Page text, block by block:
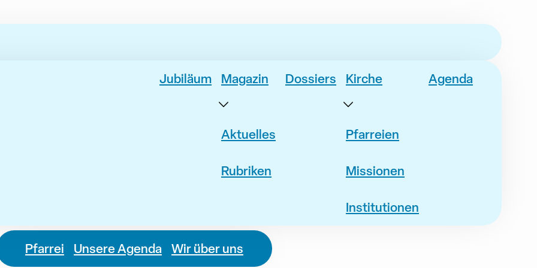
Jubiläum Magazin
Aktuelles
Rubriken
Dossiers Kirche
Pfarreien
Missionen
Institutionen
Agenda
Pfarrei Unsere Agenda Wir über uns